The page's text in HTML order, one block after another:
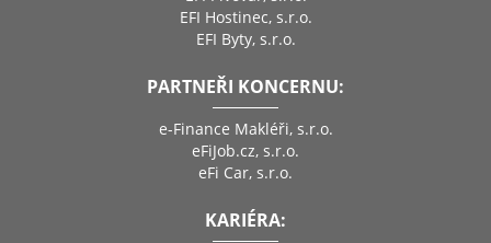
EFI Hostinec, s.r.o.
EFI Byty, s.r.o.
PARTNEŘI KONCERNU:
e-Finance Makléři, s.r.o.
eFiJob.cz, s.r.o.
eFi Car, s.r.o.
KARIÉRA: